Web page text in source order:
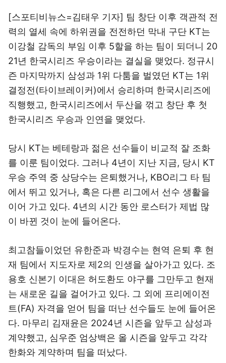
[스포티비뉴스=김태우 기자] 팀 창단 이후 객관적 전
력의 열세 속에 하위권을 전전하던 막내 구단 KT는
이강철 감독의 부임 이후 5할을 하는 팀이 되더니 20
21년 한국시리즈 우승이라는 결실을 맺었다. 정규시
즌 마지막까지 삼성과 1위 다툼을 벌였던 KT는 1위
결정전(타이브레이커)에서 승리하며 한국시리즈에
직행했고, 한국시리즈에서 두산을 꺾고 창단 후 첫
한국시리즈 우승과 인연을 맺었다.
당시 KT는 베테랑과 젊은 선수들이 비교적 잘 조화
를 이룬 팀이었다. 그러나 4년이 지난 지금, 당시 KT
우승 주역 중 상당수는 은퇴했거나, KBO리그 타 팀
에서 뛰고 있거나, 혹은 다른 리그에서 선수 생활을
이어 가고 있다. 4년의 시간 동안 로스터가 제법 많
이 바뀐 것이 눈에 들어온다.
최고참들이었던 유한준과 박경수는 현역 은퇴 후 현
재 팀에서 지도자로 제2의 인생을 살아가고 있다. 조
용호 신본기 이대은 허도환도 야구를 그만두고 현재
는 새로운 길을 걸어가고 있다. 그 외에 프리에이전
트(FA) 자격을 얻어 팀을 떠난 선수들도 눈에 들어온
다. 마무리 김재윤은 2024년 시즌을 앞두고 삼성과
계약했고, 심우준 엄상백은 올 시즌을 앞두고 각각
한화와 계약하며 팀을 떠났다.